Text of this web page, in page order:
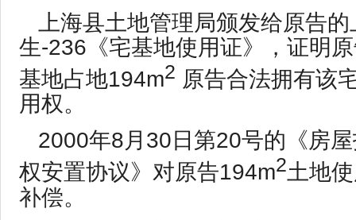
上海县土地管理局颁发给原告的
生-236《宅基地使用证》，证明
基地占地194m2 原告合法拥有该
用权。
2000年8月30日第20号的《房
权安置协议》对原告194m2土地
补偿。